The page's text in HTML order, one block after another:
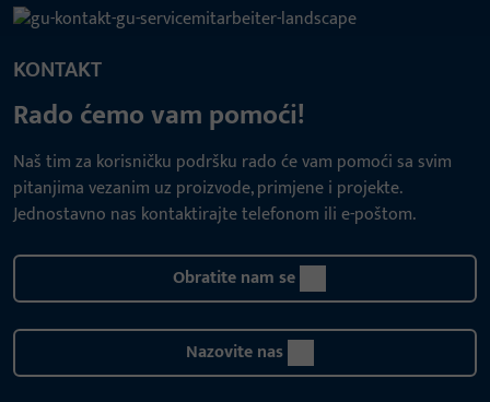
KONTAKT
Rado ćemo vam pomoći!
Naš tim za korisničku podršku rado će vam pomoći sa svim
pitanjima vezanim uz proizvode, primjene i projekte.
Jednostavno nas kontaktirajte telefonom ili e-poštom.
Obratite nam se
Nazovite nas